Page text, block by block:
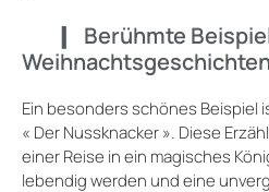
Berühmte
Weihnachtsgeschichten
Ein besonders schönes Beispiel
« Der Nussknacker ». Diese
einer Reise in ein magisches
lebendig werden und eine